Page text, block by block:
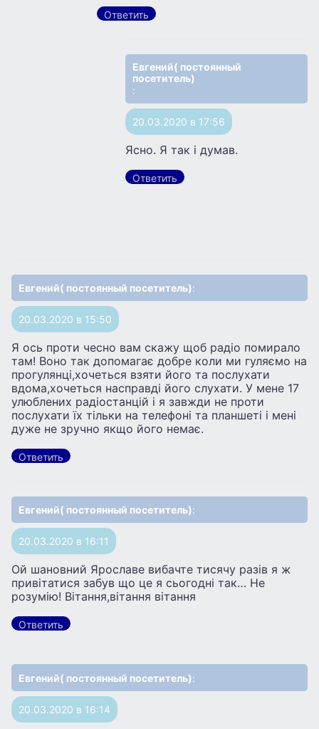
Ответить
Евгений( постоянный
посетитель)
:
20.03.2020 в 17:56
Ясно. Я так i думав.
Ответить
Евгений( постоянный посетитель):
20.03.2020 в 15:50
Я ось проти чесно вам скажу щоб радіо помирало
там! Воно так допомагає добре коли ми гуляємо на
прогулянці,хочеться взяти його та послухати
вдома,хочеться насправді його слухати. У мене 17
улюблених радіостанцій і я завжди не проти
послухати їх тільки на телефоні та планшеті і мені
дуже не зручно якщо його немає.
Ответить
Евгений( постоянный посетитель):
20.03.2020 в 16:11
Ой шановний Ярославе вибачте тисячу разів я ж
привітатися забув що це я сьогодні так… Не
розумію! Вітання,вітання вітання
Ответить
Евгений( постоянный посетитель):
20.03.2020 в 16:14